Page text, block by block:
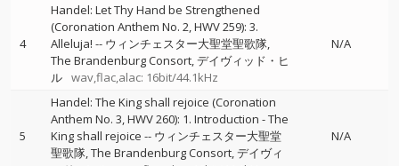
4
Handel: Let Thy Hand be Strengthened
(Coronation Anthem No. 2, HWV 259): 3.
Alleluja! -- ウィンチェスター大聖堂聖歌隊
The Brandenburg Consort デイヴィッド・ヒ
ル wav,flac,alac: 16bit/44.1kHz
N/A
5
Handel: The King shall rejoice (Coronation
Anthem No. 3, HWV 260): 1. Introduction - The
King shall rejoice -- ウィンチェスター大聖堂
聖歌隊 The Brandenburg Consort デイヴィ
N/A